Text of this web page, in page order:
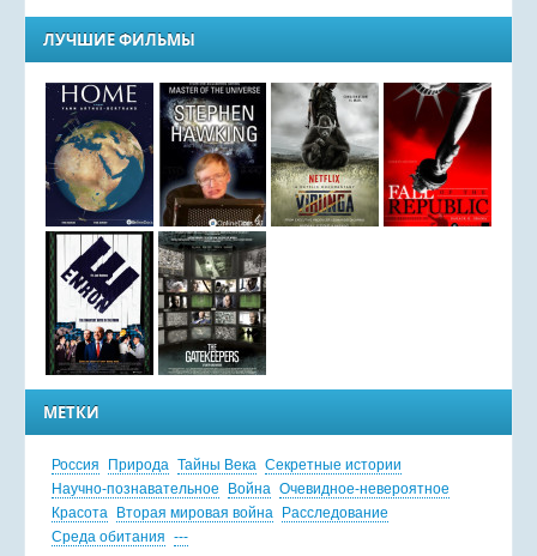
ЛУЧШИЕ ФИЛЬМЫ
МЕТКИ
Россия Природа Тайны Века Секретные истории
Научно-познавательное
Война Очевидное-невероятное
Красота
Вторая мировая война
Расследование
Среда обитания ---